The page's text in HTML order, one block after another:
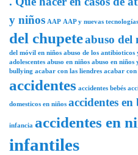
y niños AAP AAP y nuevas tecnologías
del chupeteabuso del
del móvil en niños abuso de los antibioticos
adolescentes abuso en niños abuso en niños
bullying acabar con las liendres acabar
accidentes accidentes bebés
domesticos en niños accidentes en
infancia accidentes en
infantiles